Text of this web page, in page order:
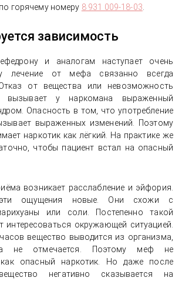
горячему номеру 8 931 009-18-03
зависимость
и аналогам наступает очень
лечение от мефа связанно всегда
от вещества или невозможность
вызывает у наркомана выраженный
Опасность в том, что употребление
выраженных изменений. Поэтому
наркотик как лёгкий. На практике же
чтобы пациент встал на опасный
возникает расслабление и эйфория.
ощущения новые. Они схожи с
или соли. Постепенно такой
интересоваться окружающей ситуацией.
вещество выводится из организма,
не отмечается. Поэтому меф не
как опасный наркотик. Но даже после
негативно сказывается на